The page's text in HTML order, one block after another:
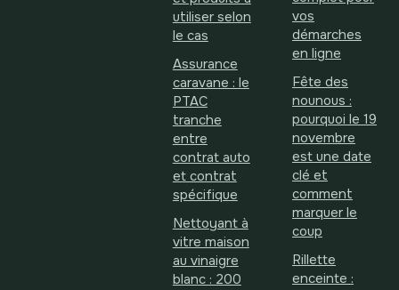
utiliser selon
le cas
Assurance
caravane : le
PTAC
tranche
entre
contrat auto
et contrat
spécifique
Nettoyant à
vitre maison
au vinaigre
blanc : 200
vos
démarches
en ligne
Fête des
nounous :
pourquoi le 19
novembre
est une date
clé et
comment
marquer le
coup
Rillette
enceinte :